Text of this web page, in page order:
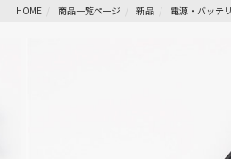
HOME 商品一覧ページ 新品 電源・バッテ